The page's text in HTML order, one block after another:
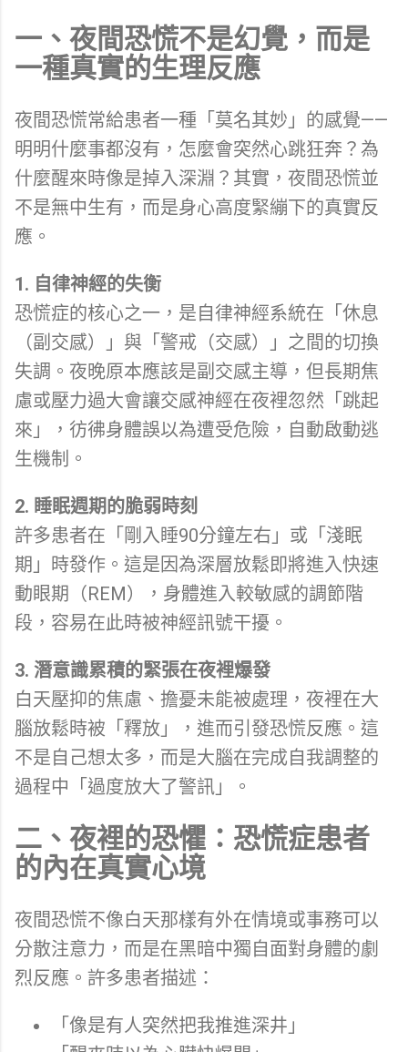
一、夜間恐慌不是幻覺，而是
一種真實的生理反應
夜間恐慌常給患者一種「莫名其妙」的感覺——
明明什麼事都沒有，怎麼會突然心跳狂奔？為
什麼醒來時像是掉入深淵？其實，夜間恐慌並
不是無中生有，而是身心高度緊繃下的真實反
應。
1. 自律神經的失衡
恐慌症的核心之一，是自律神經系統在「休息
（副交感）」與「警戒（交感）」之間的切換
失調。夜晚原本應該是副交感主導，但長期焦
慮或壓力過大會讓交感神經在夜裡忽然「跳起
來」，彷彿身體誤以為遭受危險，自動啟動逃
生機制。
2. 睡眠週期的脆弱時刻
許多患者在「剛入睡90分鐘左右」或「淺眠
期」時發作。這是因為深層放鬆即將進入快速
動眼期（REM），身體進入較敏感的調節階
段，容易在此時被神經訊號干擾。
3. 潛意識累積的緊張在夜裡爆發
白天壓抑的焦慮、擔憂未能被處理，夜裡在大
腦放鬆時被「釋放」，進而引發恐慌反應。這
不是自己想太多，而是大腦在完成自我調整的
過程中「過度放大了警訊」。
二、夜裡的恐懼：恐慌症患者
的內在真實心境
夜間恐慌不像白天那樣有外在情境或事務可以
分散注意力，而是在黑暗中獨自面對身體的劇
烈反應。許多患者描述：
「像是有人突然把我推進深井」